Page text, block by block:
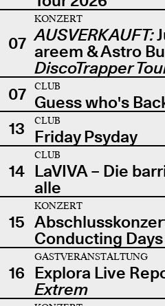
07
KONZERT
AUSVERKAUFT:
areem & Astro
DiscoTrapper
07
CLUB
Guess who's
13
CLUB
Friday Psyday
14
CLUB
LaVIVA – Die
alle
15
KONZERT
Conducting Days
16
GASTVERANSTALTUNG
Explora Live
Extrem